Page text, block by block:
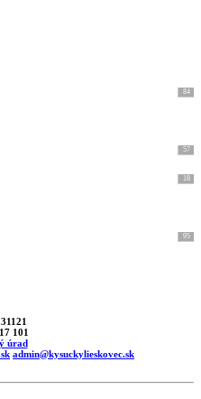
84
57
18
95
101
úrad
admin@kysuckylieskovec.sk